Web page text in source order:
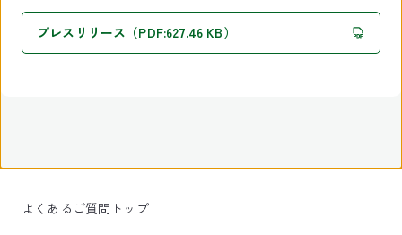
プレスリリース（PDF:627.46 KB）
よくあるご質問トップ